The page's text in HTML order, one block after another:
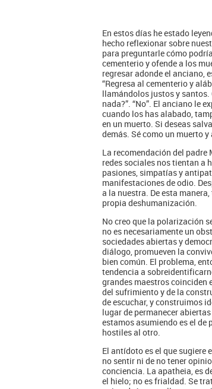
En estos días he estado
hecho reflexionar sobre
para preguntarle cómo
cementerio y ofende a los
regresar adonde el anciano,
“Regresa al cementerio y
llamándolos justos y santos.
nada?”. “No”. El anciano le
cuando los has alabado,
en un muerto. Si deseas
demás. Sé como un muerto
La recomendación del padre
redes sociales nos tientan a
pasiones, simpatías y
manifestaciones de odio.
a la nuestra. De esta
propia deshumanización.
No creo que la polarización
no es necesariamente un
sociedades abiertas y
diálogo, promueven la
bien común. El problema,
tendencia a
grandes maestros coinciden
del sufrimiento y de la
de escuchar, y construimos
lugar de permanecer
estamos asumiendo es el de
hostiles al otro.
El antídoto es el que sugiere
no sentir ni de no tener
conciencia. La apatheia, es
el hielo; no es frialdad. Se